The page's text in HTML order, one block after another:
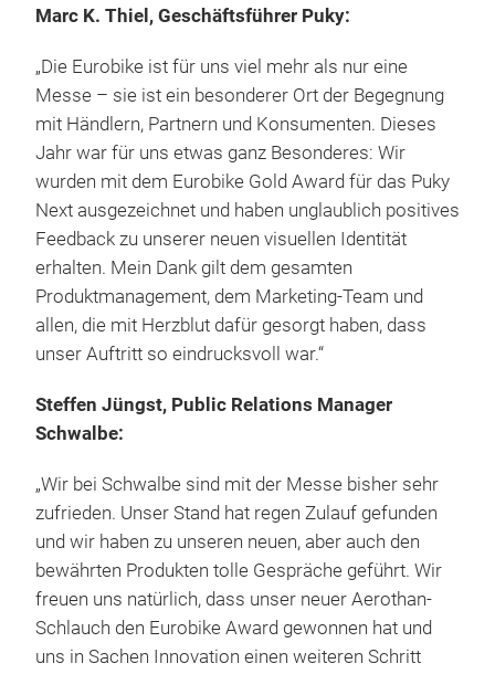
Marc K. Thiel, Geschäftsführer Puky:
„Die Eurobike ist für uns viel mehr als nur eine
Messe – sie ist ein besonderer Ort der Begegnung
mit Händlern, Partnern und Konsumenten. Dieses
Jahr war für uns etwas ganz Besonderes: Wir
wurden mit dem Eurobike Gold Award für das Puky
Next ausgezeichnet und haben unglaublich positives
Feedback zu unserer neuen visuellen Identität
erhalten. Mein Dank gilt dem gesamten
Produktmanagement, dem Marketing-Team und
allen, die mit Herzblut dafür gesorgt haben, dass
unser Auftritt so eindrucksvoll war.“
Steffen Jüngst, Public Relations Manager
Schwalbe:
„Wir bei Schwalbe sind mit der Messe bisher sehr
zufrieden. Unser Stand hat regen Zulauf gefunden
und wir haben zu unseren neuen, aber auch den
bewährten Produkten tolle Gespräche geführt. Wir
freuen uns natürlich, dass unser neuer Aerothan-
Schlauch den Eurobike Award gewonnen hat und
uns in Sachen Innovation einen weiteren Schritt